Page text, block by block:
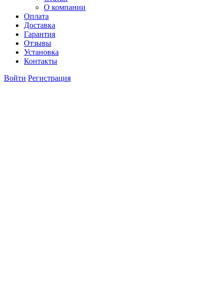
О компании
Оплата
Доставка
Гарантия
Отзывы
Установка
Контакты
Войти Регистрация